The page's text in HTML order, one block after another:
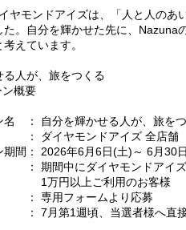
ヤモンドアイズは、「人と人のあ
た。自分を輝かせた先に、Nazuna
えています。
る人が、旅をつくる
概要
名 ： 自分を輝かせる人が、旅をつ
ダイヤモンドアイズ 全店舗
期間： 2026年6月6日(土)～ 6月30
期間中にダイヤモンドアイズ
上ご利用のお客様
専用フォームより応募
7月第1週頃、当選者様へ直接